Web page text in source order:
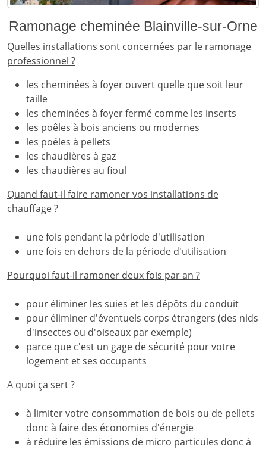
Ramonage cheminée Blainville-sur-Orne
Quelles installations sont concernées par le ramonage
professionnel ?
les cheminées à foyer ouvert quelle que soit leur
taille
les cheminées à foyer fermé comme les inserts
les poêles à bois anciens ou modernes
les poêles à pellets
les chaudières à gaz
les chaudières au fioul
Quand faut-il faire ramoner vos installations de
chauffage ?
une fois pendant la période d'utilisation
une fois en dehors de la période d'utilisation
Pourquoi faut-il ramoner deux fois par an ?
pour éliminer les suies et les dépôts du conduit
pour éliminer d'éventuels corps étrangers (des nids
d'insectes ou d'oiseaux par exemple)
parce que c'est un gage de sécurité pour votre
logement et ses occupants
A quoi ça sert ?
à limiter votre consommation de bois ou de pellets
donc à faire des économies d'énergie
à réduire les émissions de micro particules donc à